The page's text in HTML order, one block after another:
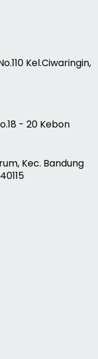
Kel.Ciwaringin,
- 20 Kebon
Kec. Bandung